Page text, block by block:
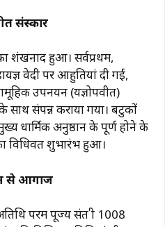
संस्कार
शंखनाद हुआ। सर्वप्रथम,
वेदी पर आहुतियां दी गईं,
उपनयन (यज्ञोपवीत)
साथ संपन्न कराया गया। बटुकों
धार्मिक अनुष्ठान के पूर्ण होने के
विधिवत शुभारंभ हुआ।
से आगाज
परम पूज्य संत श्री 1008